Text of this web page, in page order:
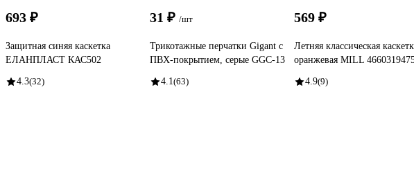
693 ₽
Защитная синяя каскетка
ЕЛАНПЛАСТ КАС502
4.3(32)
31 ₽ /шт
Трикотажные перчатки Gigant с
ПВХ-покрытием, серые GGC-13
4.1(63)
569 ₽
Летняя классическая
оранжевая MILL
4.9(9)